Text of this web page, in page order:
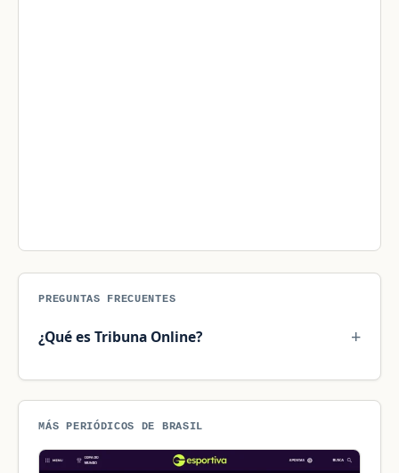
PREGUNTAS FRECUENTES
¿Qué es Tribuna Online?
MÁS PERIÓDICOS DE BRASIL